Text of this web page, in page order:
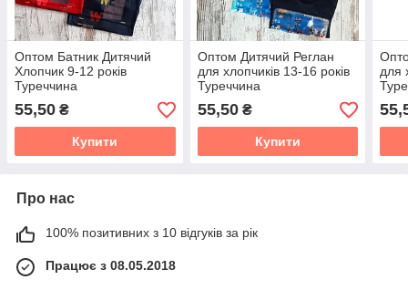
Оптом Батник Дитячий
Хлопчик 9-12 років
Туреччина
55,50 ₴
Купити
Оптом Дитячий Реглан
для хлопчиків 13-16 років
Туреччина
55,50₴
Купити
для
Про нас
100% позитивних з 10 відгуків за рік
Працює з 08.05.2018